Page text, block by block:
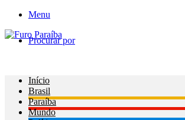
Menu
Procurar por
Início
Brasil
Paraíba
Mundo